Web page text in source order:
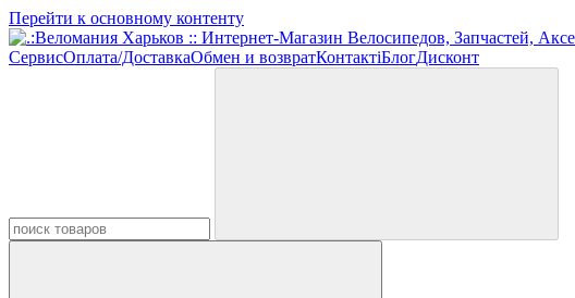
Перейти к основному контенту
СервисОплата/ДоставкаОбмен и возвратКонтактіБлогДисконт